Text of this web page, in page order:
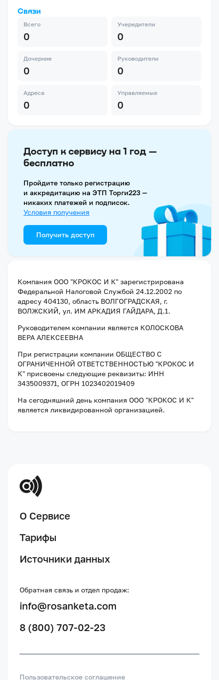
Связи
Всего
0
Учередители
0
Дочерние
0
Руководители
0
Адреса
0
Управляемые
0
Доступ к сервису на 1 год —
бесплатно
Пройдите только регистрацию
и аккредитацию на ЭТП Торги223 —
никаких платежей и подписок.
Условия получения
Получить доступ
Компания ООО "КРОКОС И К" зарегистрирована
Федеральной Налоговой Службой 24.12.2002 по
адресу 404130, область ВОЛГОГРАДСКАЯ, г.
ВОЛЖСКИЙ, ул. ИМ АРКАДИЯ ГАЙДАРА, Д.1.
Руководителем компании является КОЛОСКОВА
ВЕРА АЛЕКСЕЕВНА
При регистрации компании ОБЩЕСТВО С
ОГРАНИЧЕННОЙ ОТВЕТСТВЕННОСТЬЮ "КРОКОС И
К" присвоены следующие реквизиты: ИНН
3435009371, ОГРН 1023402019409
На сегодняшний день компания ООО "КРОКОС И К"
является ликвидированной организацией.
О Сервисе
Тарифы
Источники данных
Обратная связь и отдел продаж:
info@rosanketa.com
8 (800) 707-02-23
Пользовательское соглашение